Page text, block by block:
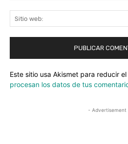
Este sitio usa Akismet para reducir el
procesan los datos de tus
- Advertisement